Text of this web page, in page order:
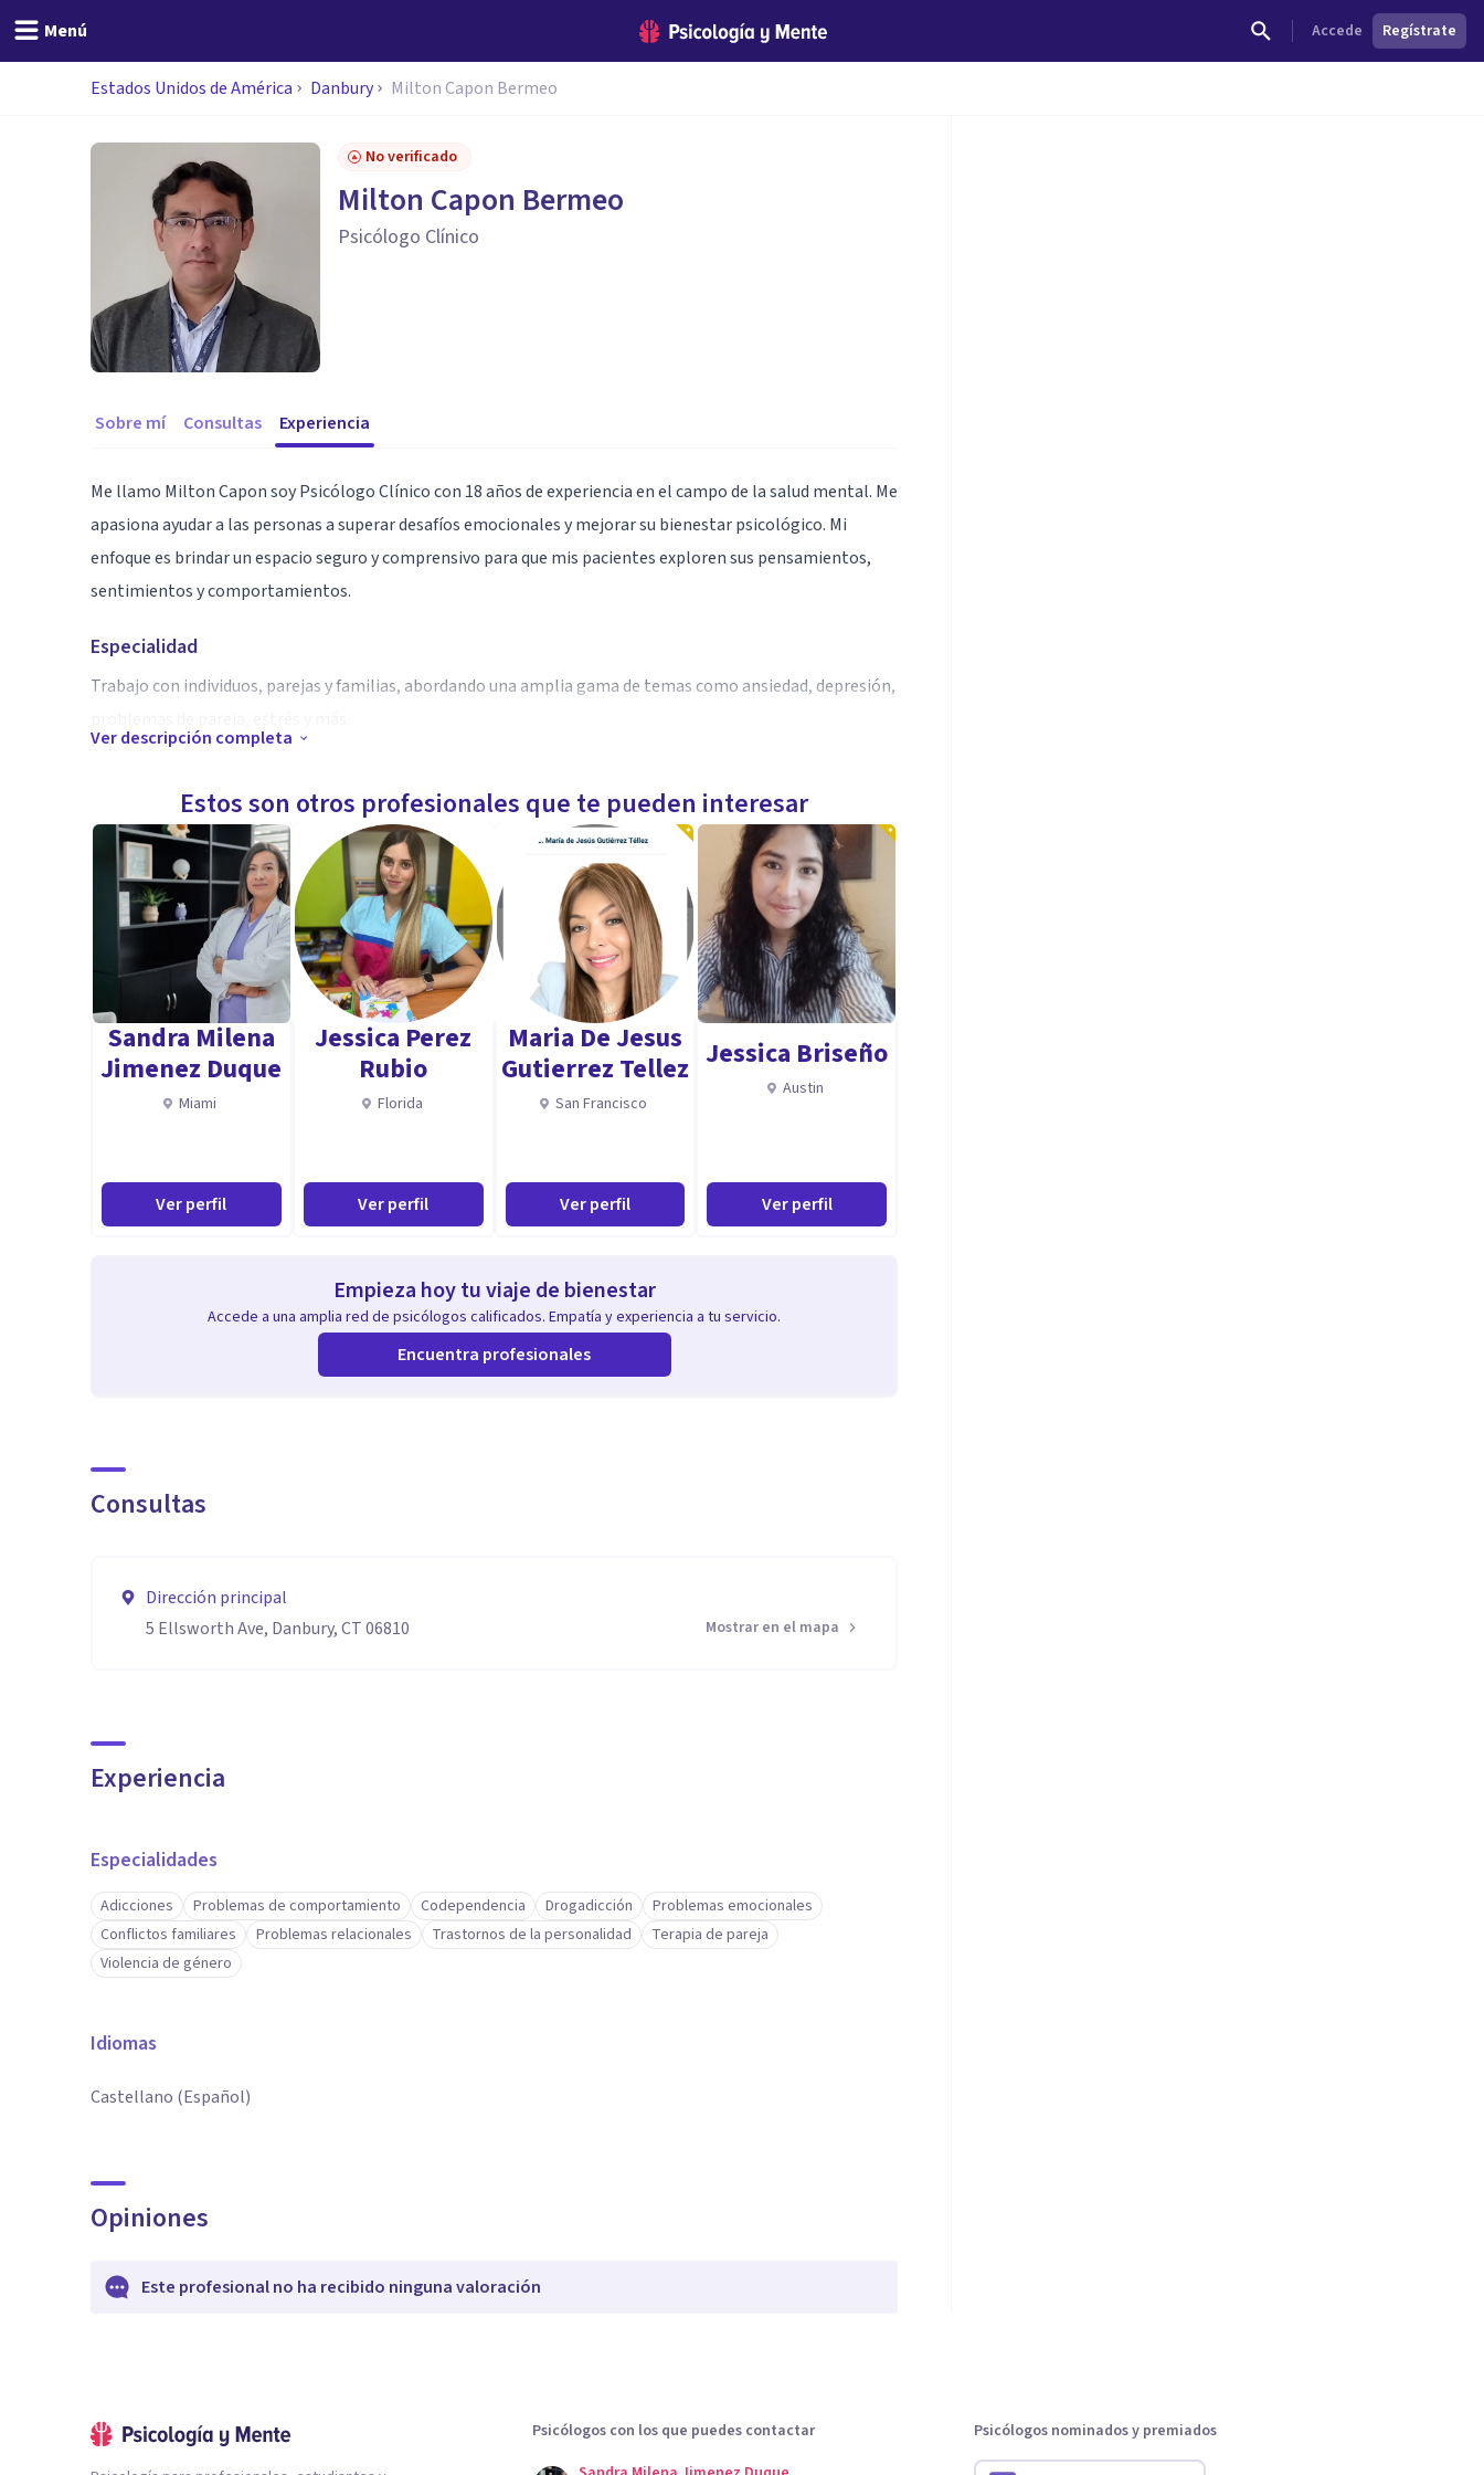
Menú Accede Regístrate
Estados Unidos de América Danbury Milton Capon Bermeo
No verificado
Milton Capon Bermeo
Psicólogo Clínico
Sobre mí Consultas Experiencia
Me llamo Milton Capon soy Psicólogo Clínico con 18 años de experiencia en el campo de la salud mental. Me
apasiona ayudar a las personas a superar desafíos emocionales y mejorar su bienestar psicológico. Mi
enfoque es brindar un espacio seguro y comprensivo para que mis pacientes exploren sus pensamientos,
sentimientos y comportamientos.
Especialidad
Trabajo con individuos, parejas y familias, abordando una amplia gama de temas como ansiedad, depresión,
Mi objetivo es proporcionar herramientas y estrategias efectivas para que mis pacientes puedan alcanzar
una vida más plena y satisfactoria.
Ver descripción completa
Estos son otros profesionales que te pueden interesar
Sandra Milena
Jimenez Duque
Miami
Ver perfil
Jessica Perez
Rubio
Florida
Ver perfil
Maria De Jesus
Gutierrez Tellez
San Francisco
Ver perfil
Jessica Briseño
Austin
Ver perfil
Empieza hoy tu viaje de bienestar
Accede a una amplia red de psicólogos calificados. Empatía y experiencia a tu servicio.
Encuentra profesionales
Consultas
Dirección principal
5 Ellsworth Ave, Danbury, CT 06810
Mostrar en el mapa
Experiencia
Especialidades
Adicciones Problemas de comportamiento Codependencia Drogadicción
Problemas emocionales
Conflictos familiares
Problemas relacionales Trastornos de la personalidad
Terapia de pareja
Violencia de género
Idiomas
Castellano (Español)
Opiniones
Este profesional no ha recibido ninguna valoración
Psicólogos con los que puedes contactar
Psicólogos nominados y premiados